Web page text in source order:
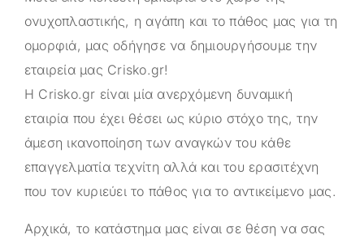
ονυχοπλαστικής, η αγάπη και το πάθος μας για τη
ομορφιά, μας οδήγησε να δημιουργήσουμε την
εταιρεία μας Crisko.gr!
Η Crisko.gr είναι μία ανερχόμενη δυναμική
εταιρία που έχει θέσει ως κύριο στόχο της, την
άμεση ικανοποίηση των αναγκών του κάθε
επαγγελματία τεχνίτη αλλά και του ερασιτέχνη
που τον κυριεύει το πάθος για το αντικείμενο μας.
Αρχικά, το κατάστημα μας είναι σε θέση να σας